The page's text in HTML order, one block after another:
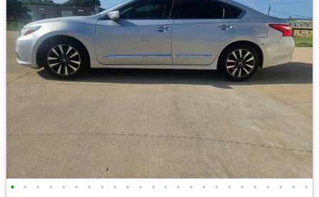
• • • • • • • • • • • • • • • • • • • • • • • •